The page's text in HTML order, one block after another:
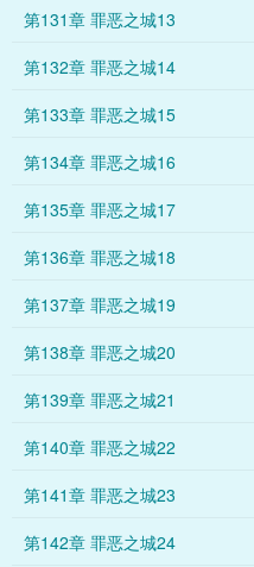
第131章 罪恶之城13
第132章 罪恶之城14
第133章 罪恶之城15
第134章 罪恶之城16
第135章 罪恶之城17
第136章 罪恶之城18
第137章 罪恶之城19
第138章 罪恶之城20
第139章 罪恶之城21
第140章 罪恶之城22
第141章 罪恶之城23
第142章 罪恶之城24